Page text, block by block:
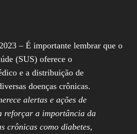
Brasília, Nordeste,
Norte, Centro-
Oeste, Sul, Sudeste,
Vinhos, Bebidas,
Cervejas, Comida,
Emprego,
Empreendedorismo,
Negócios,
Oportunidades,
– É importante lembrar que o
(SUS) oferece o
e a distribuição de
doenças crônicas.
alertas e ações de
reforçar a importância da
crônicas como diabetes,